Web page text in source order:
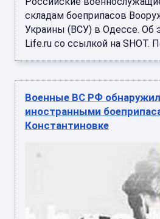
складам боеприпасов
Украины (ВСУ) в Одессе. Об
Life.ru со ссылкой на SHOT.
Военные ВС РФ
иностранными
Константиновке